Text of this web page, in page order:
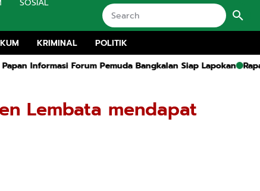
KRIMINAL
POLITIK
Forum Pemuda Bangkalan Siap Lapokan Rapat Ruang
Lembata mendapat